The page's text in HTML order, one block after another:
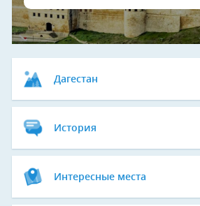
Дагестан
История
Интересные места